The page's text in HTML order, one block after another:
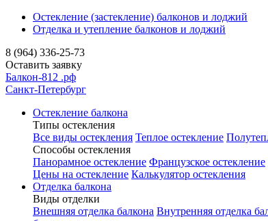
Остекление (застекление) балконов и лоджий
Отделка и утепление балконов и лоджий
8 (964) 336-25-73
Оставить заявку
Балкон-812 .рф
Санкт-Петербург
Остекление балкона
Типы остекления
Все виды остекления Теплое остекление
Способы остекления
Панорамное остекление Французское остекление
Цены на остекление Калькулятор остекления
Отделка балкона
Виды отделки
Внешняя отделка балкона Внутренняя отделка